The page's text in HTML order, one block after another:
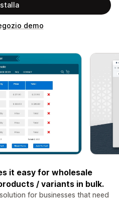
demo
it easy for wholesale
/ variants in bulk.
for businesses that need